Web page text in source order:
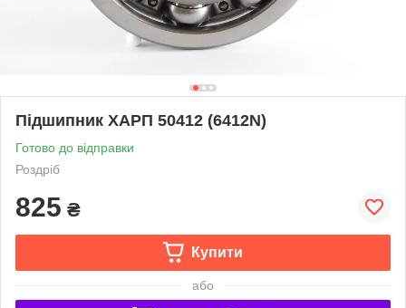
Підшипник ХАРП 50412 (6412N)
Готово до відправки
Роздріб
825 ₴
Купити
або